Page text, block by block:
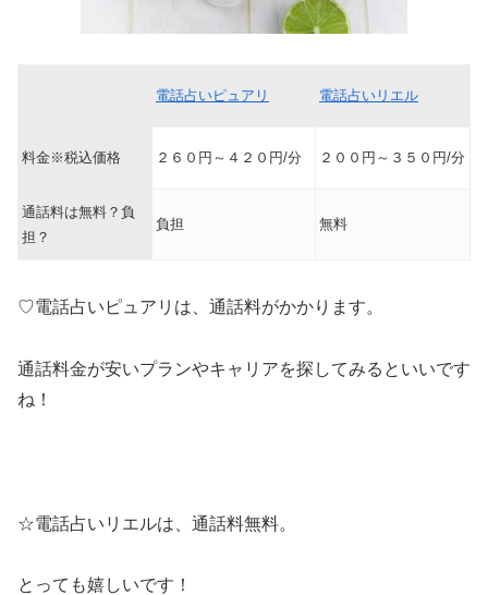
電話占いピュアリ 電話占いリエル
料金※税込価格 ２６０円～４２０円/分 ２００円～３５０円/分
通話料は無料？負
担？
負担 無料
♡電話占いピュアリは、通話料がかかります。
通話料金が安いプランやキャリアを探してみるといいです
ね！
☆電話占いリエルは、通話料無料。
とっても嬉しいです！